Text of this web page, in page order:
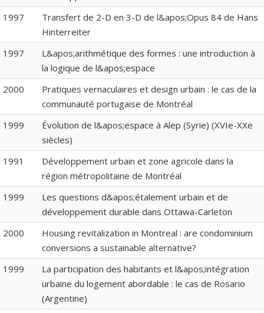
1997
Transfert de 2-D en 3-D de l&apos;Opus 84 de Hans
Hinterreiter
1997
L&apos;arithmétique des formes : une introduction à
la logique de l&apos;espace
2000
Pratiques vernaculaires et design urbain : le cas de la
communauté portugaise de Montréal
1999
Évolution de l&apos;espace à Alep (Syrie) (XVIe-XXe
siècles)
1991
Développement urbain et zone agricole dans la
région métropolitaine de Montréal
1999
Les questions d&apos;étalement urbain et de
développement durable dans Ottawa-Carleton
2000
Housing revitalization in Montreal : are condominium
conversions a sustainable alternative?
1999
La participation des habitants et l&apos;intégration
urbaine du logement abordable : le cas de Rosario
(Argentine)